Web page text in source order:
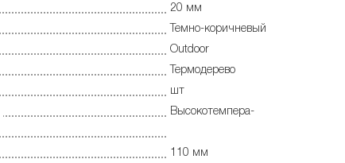
20 мм
Темно-коричневый
Outdoor
Термодерево
шт
Высокотемпера-
110 мм